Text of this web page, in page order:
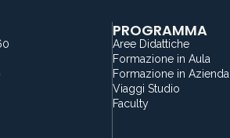
PROGRAMMA
Aree Didattiche
Formazione in Aula
Formazione in Azienda
Viaggi Studio
Faculty